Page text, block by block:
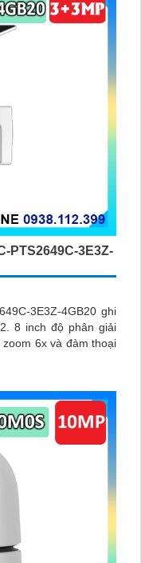
PTS2649C-3E3Z-
3E3Z-4GB20 ghi
8 inch độ phân giải
6x và đàm thoại